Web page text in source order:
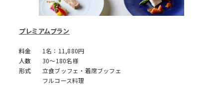
プレミアムプラン
料金
1名：11,880円
人数
30～180名様
形式
立食ブッフェ・着席ブッフェ
フルコース料理